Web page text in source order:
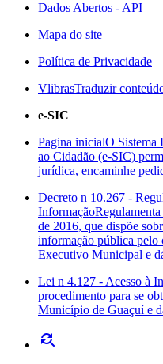
Dados Abertos - API
Mapa do site
Política de Privacidade
VlibrasTraduzir
e-SIC
Pagina inicialO Sistema
ao Cidadão (e-SIC)
jurídica, encaminhe
Decreto n 10.267 -
Informação
de 2016, que dispõe
informação pública pelo
Executivo Municipal e
Lei n 4.127 - Acesso à
procedimento para se
Município de Guaçuí e
find_replace